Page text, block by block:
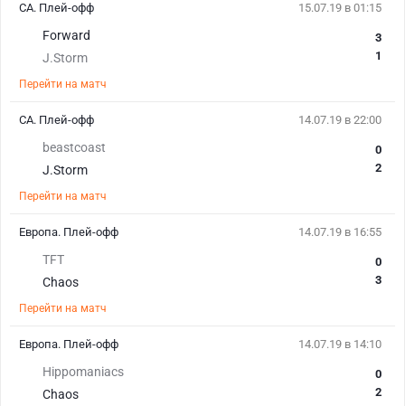
15.07.19 в 01:15
Forward
J.Storm
3
1
Перейти на матч
СА. Плей-офф
14.07.19 в 22:00
beastcoast
J.Storm
0
2
Перейти на матч
СА. Плей-офф
14.07.19 в 16:55
TFT
Chaos
0
3
Перейти на матч
Европа. Плей-офф
14.07.19 в 14:10
Hippomaniacs
Chaos
0
2
Европа. Плей-офф